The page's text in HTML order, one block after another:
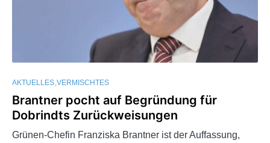
AKTUELLES VERMISCHTES
Brantner pocht auf Begründung für
Dobrindts Zurückweisungen
Grünen-Chefin Franziska Brantner ist der Auffassung,